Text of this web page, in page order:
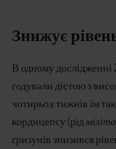
Знижує
В одному дослідженні
годували дієтою з
чотирьох тижнів їм
кордицепсу (рід
гризунів знизився